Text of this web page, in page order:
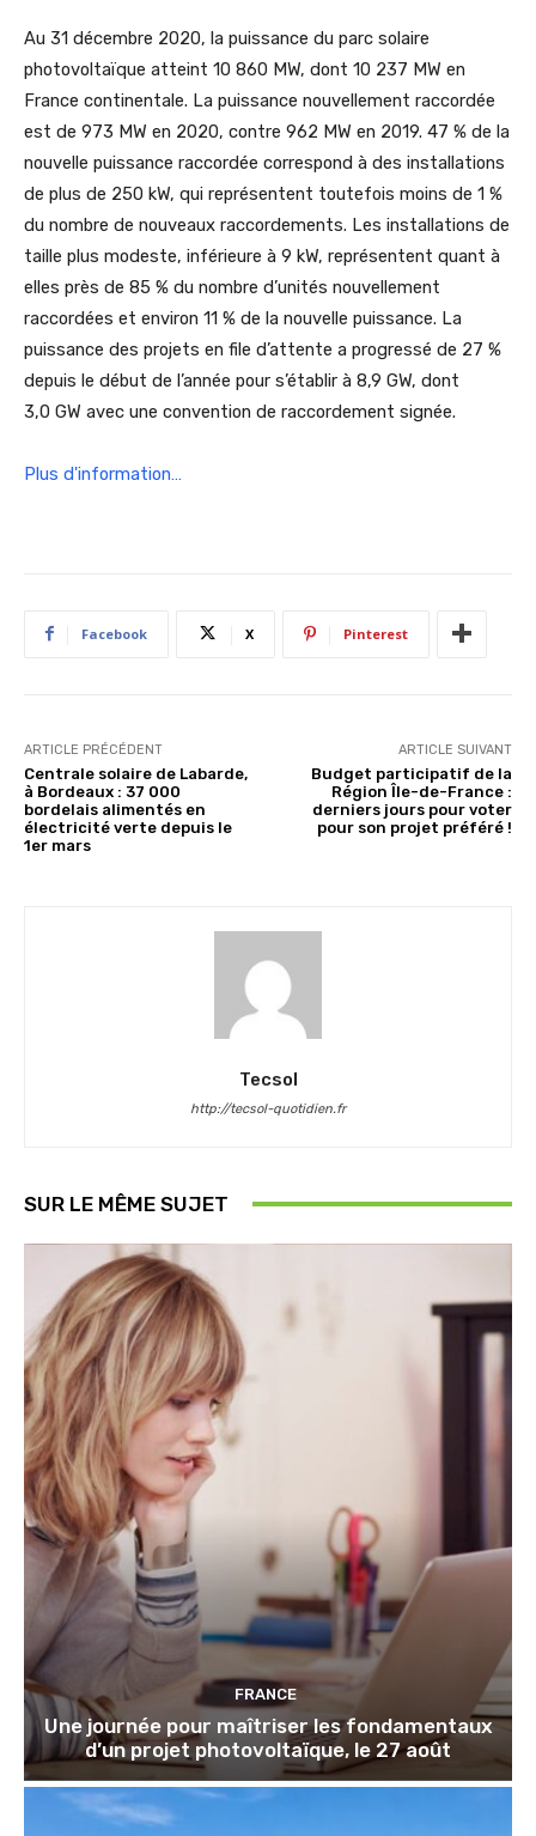
Au 31 décembre 2020, la puissance du parc solaire
photovoltaïque atteint 10 860 MW, dont 10 237 MW en
France continentale. La puissance nouvellement raccordée
est de 973 MW en 2020, contre 962 MW en 2019. 47 % de la
nouvelle puissance raccordée correspond à des installations
de plus de 250 kW, qui représentent toutefois moins de 1 %
du nombre de nouveaux raccordements. Les installations de
taille plus modeste, inférieure à 9 kW, représentent quant à
elles près de 85 % du nombre d’unités nouvellement
raccordées et environ 11 % de la nouvelle puissance. La
puissance des projets en file d’attente a progressé de 27 %
depuis le début de l’année pour s’établir à 8,9 GW, dont
3,0 GW avec une convention de raccordement signée.
Plus d'information…
Facebook X Pinterest
ARTICLE PRÉCÉDENT
Centrale solaire de Labarde,
à Bordeaux : 37 000
bordelais alimentés en
électricité verte depuis le
1er mars
ARTICLE SUIVANT
Budget participatif de la
Région Île-de-France :
derniers jours pour voter
pour son projet préféré !
Tecsol
http://tecsol-quotidien.fr
SUR LE MÊME SUJET
FRANCE
Une journée pour maîtriser les fondamentaux
d’un projet photovoltaïque, le 27 août